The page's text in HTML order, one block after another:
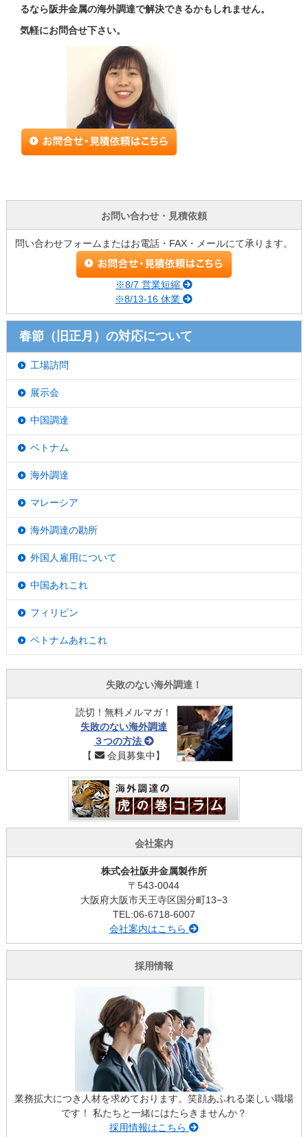
るなら阪井金属の海外調達で解決できるかもしれません。
気軽にお問合せ下さい。
お問い合わせ・見積依頼
問い合わせフォームまたはお電話・FAX・メールにて承ります。
※8/7 営業短縮
※8/13-16 休業
春節（旧正月）の対応について
工場訪問
展示会
中国調達
ベトナム
海外調達
マレーシア
海外調達の勘所
外国人雇用について
中国あれこれ
フィリピン
ベトナムあれこれ
失敗のない海外調達！
読切！無料メルマガ！
失敗のない海外調達
３つの方法
【
会員募集中】
会社案内
株式会社阪井金属製作所
〒543-0044
大阪府大阪市天王寺区国分町13−3
TEL:06-6718-6007
会社案内はこちら
採用情報
業務拡大につき人材を求めております。笑顔あふれる楽しい職場
です！ 私たちと一緒にはたらきませんか？
採用情報はこちら